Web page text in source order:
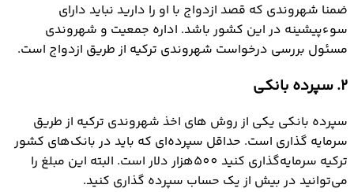
ضمنا شهروندی که قصد ازدواج با او را دارید نباید دارای
سوءپیشینه در این کشور باشد. اداره جمعیت و شهروندی
مسئول بررسی درخواست شهروندی ترکیه از طریق ازدواج است.
2. سپرده بانکی
سپرده بانکی یکی از روش های اخذ شهروندی ترکیه از طریق
سرمایه گذاری است. حداقل سپرده‌ای که باید در بانک‌های کشور
ترکیه سرمایه‌گذاری کنید 500هزار دلار است. البته این مبلغ را
می‌توانید در بیش از یک حساب سپرده گذاری کنید.